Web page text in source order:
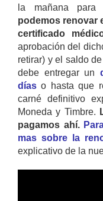
la mañana para
podemos renovar
certificado
aprobación del
retirar) y el saldo
debe entregar un
días o hasta que
carné definitivo
Moneda y Timbre.
pagamos ahí.
mas sobre la
explicativo de la